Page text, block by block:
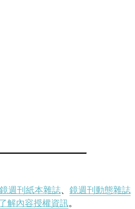
鏡週刊紙本雜誌、 鏡週刊動態雜誌
解內容授權資訊。